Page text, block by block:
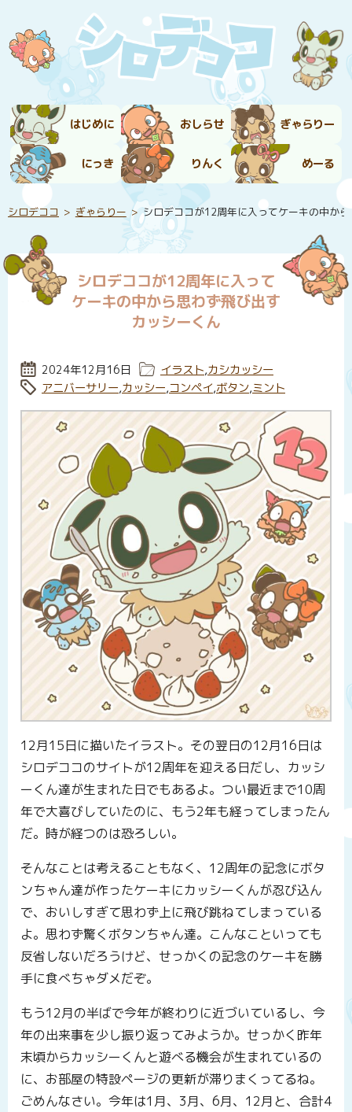
はじめに おしらせ ぎゃらりー
にっき りんく めーる
シロデココ ぎゃらりー シロデココが12周年に入ってケーキの中か
シロデココが12周年に入って
ケーキの中から思わず飛び出す
カッシーくん
投稿日:
2024年12月16日 カテゴリー:
イラスト,カシカッシー
タグ:
アニバーサリー,カッシー,コンペイ,ボタン,ミント
12月15日に描いたイラスト。その翌日の12月16日は
シロデココのサイトが12周年を迎える日だし、カッシ
ーくん達が生まれた日でもあるよ。つい最近まで10周
年で大喜びしていたのに、もう2年も経ってしまったん
だ。時が経つのは恐ろしい。
そんなことは考えることもなく、12周年の記念にボタ
ンちゃん達が作ったケーキにカッシーくんが忍び込ん
で、おいしすぎて思わず上に飛び跳ねてしまっている
よ。思わず驚くボタンちゃん達。こんなこといっても
反省しないだろうけど、せっかくの記念のケーキを勝
手に食べちゃダメだぞ。
もう12月の半ばで今年が終わりに近づいているし、今
年の出来事を少し振り返ってみようか。せっかく昨年
末頃からカッシーくんと遊べる機会が生まれているの
に、お部屋の特設ページの更新が滞りまくってるね。
ごめんなさい。今年は1月、3月、6月、12月と、合計4